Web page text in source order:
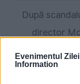
Evenimentul
Information
După
director